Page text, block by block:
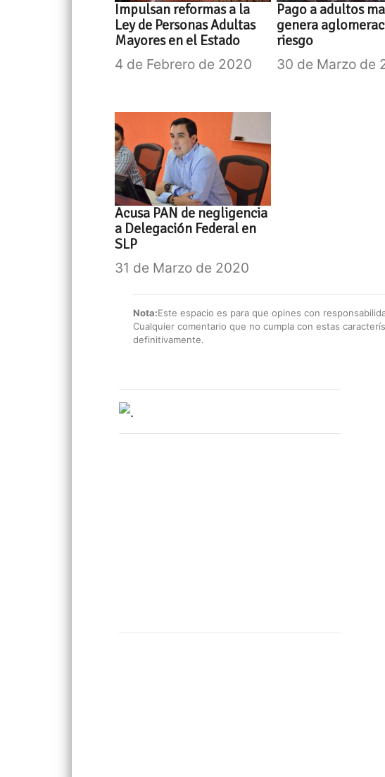
Impulsan reformas a la
Ley de Personas Adultas
Mayores en el Estado
4 de Febrero de 2020
Pago a adultos
genera
riesgo
30 de Marzo de
Acusa PAN de negligencia
a Delegación Federal en
SLP
31 de Marzo de 2020
Nota:Este espacio es para que opines con
Cualquier comentario que no cumpla con estas
definitivamente.